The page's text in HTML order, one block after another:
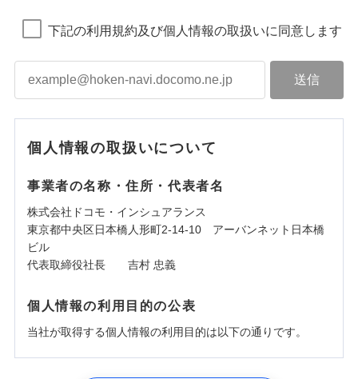
下記の利用規約及び個人情報の取扱いに同意します
個人情報の取扱いについて
事業者の名称・住所・代表者名
株式会社ドコモ・インシュアランス
東京都中央区日本橋人形町2-14-10 アーバンネット日本橋
ビル
代表取締役社長 吉村 忠義
個人情報の利用目的の公表
当社が取得する個人情報の利用目的は以下の通りです。